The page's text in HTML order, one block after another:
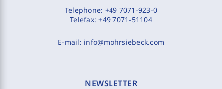
Telephone: +49 7071-923-0
Telefax:+49 7071-51104
E-mail: info@mohrsiebeck.com
NEWSLETTER